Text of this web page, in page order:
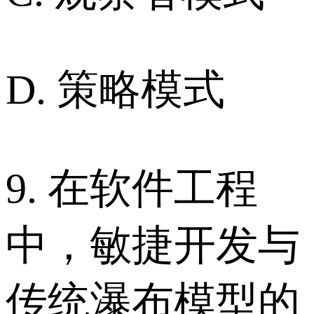
D. 策略模式
9. 在软件工程
中，敏捷开发与
传统瀑布模型的